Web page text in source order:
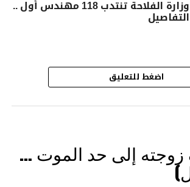
وزارة الفلاحة تنتدب 118 مهندس أول ..
التفاصيل
اضغط للتعليق
زوجته إلى حد الموت …